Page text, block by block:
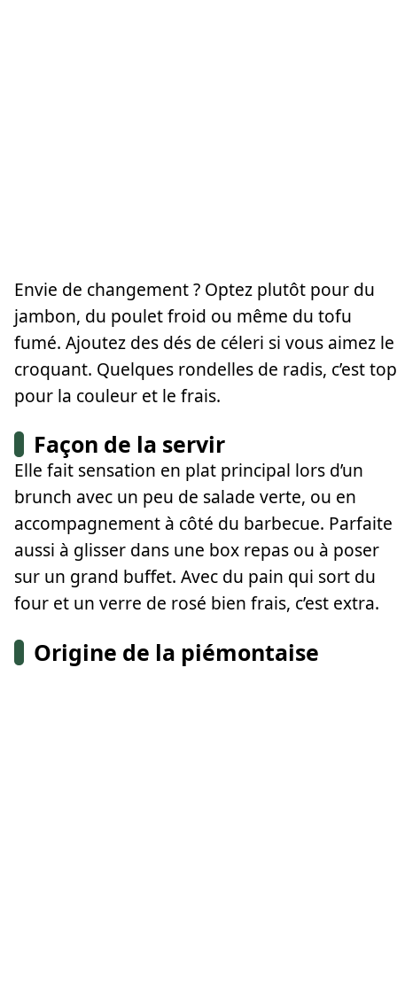
Envie de changement ? Optez plutôt pour du
jambon, du poulet froid ou même du tofu
fumé. Ajoutez des dés de céleri si vous aimez le
croquant. Quelques rondelles de radis, c’est top
pour la couleur et le frais.
Façon de la servir
Elle fait sensation en plat principal lors d’un
brunch avec un peu de salade verte, ou en
accompagnement à côté du barbecue. Parfaite
aussi à glisser dans une box repas ou à poser
sur un grand buffet. Avec du pain qui sort du
four et un verre de rosé bien frais, c’est extra.
Origine de la piémontaise